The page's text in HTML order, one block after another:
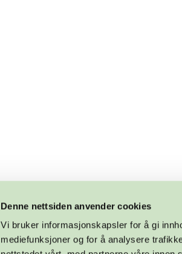
Denne nettsiden anvender cookies
Vi bruker informasjonskapsler for å gi
mediefunksjoner og for å analysere